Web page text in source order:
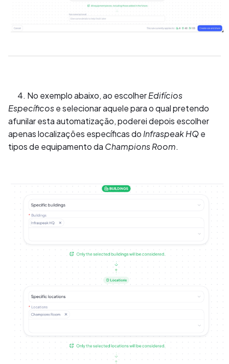
4. No exemplo abaixo, ao escolher Edifícios
Específicos e selecionar aquele para o qual pretendo
afunilar esta automatização, poderei depois escolher
apenas localizações específicas do Infraspeak HQ e
tipos de equipamento da Champions Room.